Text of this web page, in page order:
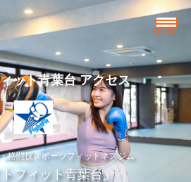
MENU
ット青葉台 アクセス
格闘技スポーツフィットネスジム
フィット青葉台」